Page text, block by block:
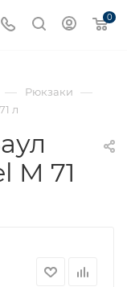
0
— Рюкзаки —
л
M 71